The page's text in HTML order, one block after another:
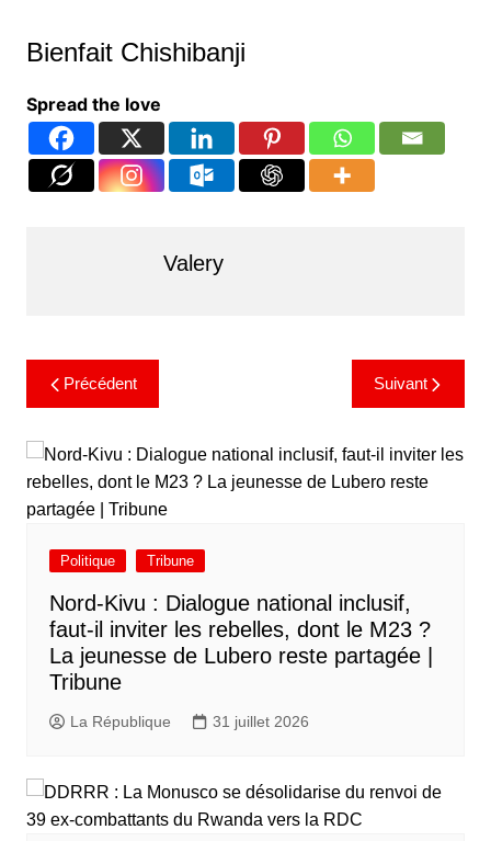
Bienfait Chishibanji
Spread the love
Valery
Précédent Suivant
Politique Tribune
Nord-Kivu : Dialogue national inclusif,
faut-il inviter les rebelles, dont le M23 ?
La jeunesse de Lubero reste partagée |
Tribune
La République 31 juillet 2026